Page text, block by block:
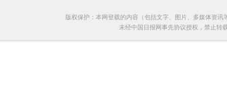
版权保护：本网登载的内容（包括文字、图片、多媒体资
未经中国日报网事先协议授权，禁止转